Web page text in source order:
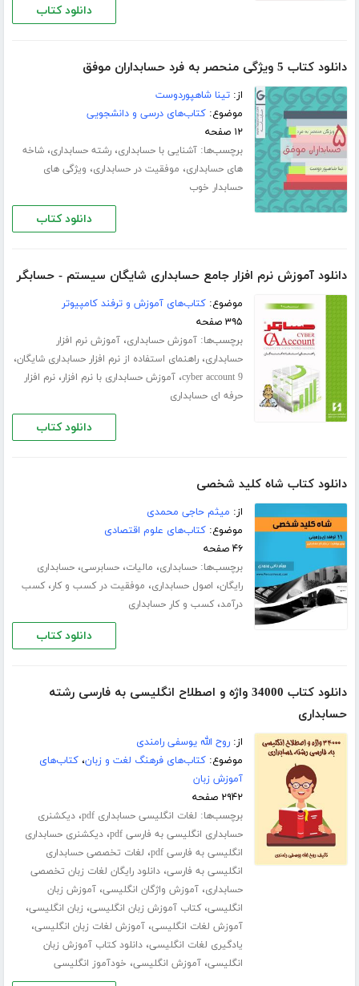
دانلود کتاب
دانلود کتاب 5 ویژگی منحصر به فرد حسابداران موفق
از:تینا شاهپوردوست
موضوع:کتاب‌های درسی و دانشجویی
۱۲ صفحه
برچسب‌ها:آشنایی با حسابداری،رشته حسابداری،شاخه
های حسابداری، موفقیت در حسابداری، ویژگی های
حسابدار خوب
دانلود کتاب
دانلود آموزش نرم افزار جامع حسابداری شایگان سیستم - حسابگر
موضوع:کتاب‌های آموزش و ترفند کامپیوتر
۳۹۵ صفحه
برچسب‌ها:آموزش حسابداری،آموزش نرم افزار
حسابداری،راهنمای استفاده از نرم افزار حسابداری شایگان،
cyber account 9،آموزش حسابداری با نرم افزار،نرم افزار
حرفه ای حسابداری
دانلود کتاب
دانلود کتاب شاه کلید شخصی
از: میثم حاجی محمدی
موضوع:کتاب‌های علوم اقتصادی
۴۶ صفحه
برچسب‌ها:حسابداری، مالیات،حسابرسی،حسابداری
رایگان، اصول حسابداری، موفقیت در کسب و کار،کسب
درآمد،کسب و کار حسابداری
دانلود کتاب
دانلود کتاب 34000 واژه و اصطلاح انگلیسی به فارسی رشته
حسابداری
از:روح الله یوسفی رامندی
موضوع:کتاب‌های فرهنگ لغت و زبان،کتاب‌های
آموزش زبان
۲۹۴۲ صفحه
برچسب‌ها: لغات انگلیسی حسابداری pdf ،دیکشنری
حسابداری انگلیسی به فارسی pdf
،دیکشنری حسابداری
انگلیسی به فارسی pdf
، لغات تخصصی حسابداری
انگلیسی به فارسی،دانلود رایگان لغات زبان تخصصی
حسابداری،آموزش واژگان انگلیسی،آموزش زبان
انگلیسی،کتاب آموزش زبان انگلیسی، زبان انگلیسی،
آموزش لغات انگلیسی،آموزش لغات زبان انگلیسی،
یادگیری لغات انگلیسی،دانلود کتاب آموزش زبان
انگلیسی،آموزش انگلیسی، خودآموز انگلیسی